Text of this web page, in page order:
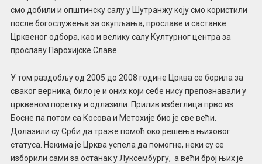
смо добили и општинску салу у Шутранжу коју смо користили
после богослужења за окупљања, прославе и састанке
Црквеног одбора, као и велику салу Културног центра за
прославу Парохијске Славе.
У том раздобљу од 2005 до 2008 године Црква се борила за
сваког верника, било је и оних који себе нису препознавали у
црквеном поретку и одлазили. Прилив избеглица прво из
Босне па потом са Косова и Метохије био је све већи.
Долазили су Срби да траже помоћ око решења њиховог
статуса. Некима је Црква успела да помогне, неки су се
изборили сами за останак у Луксембургу, а већи број њих је